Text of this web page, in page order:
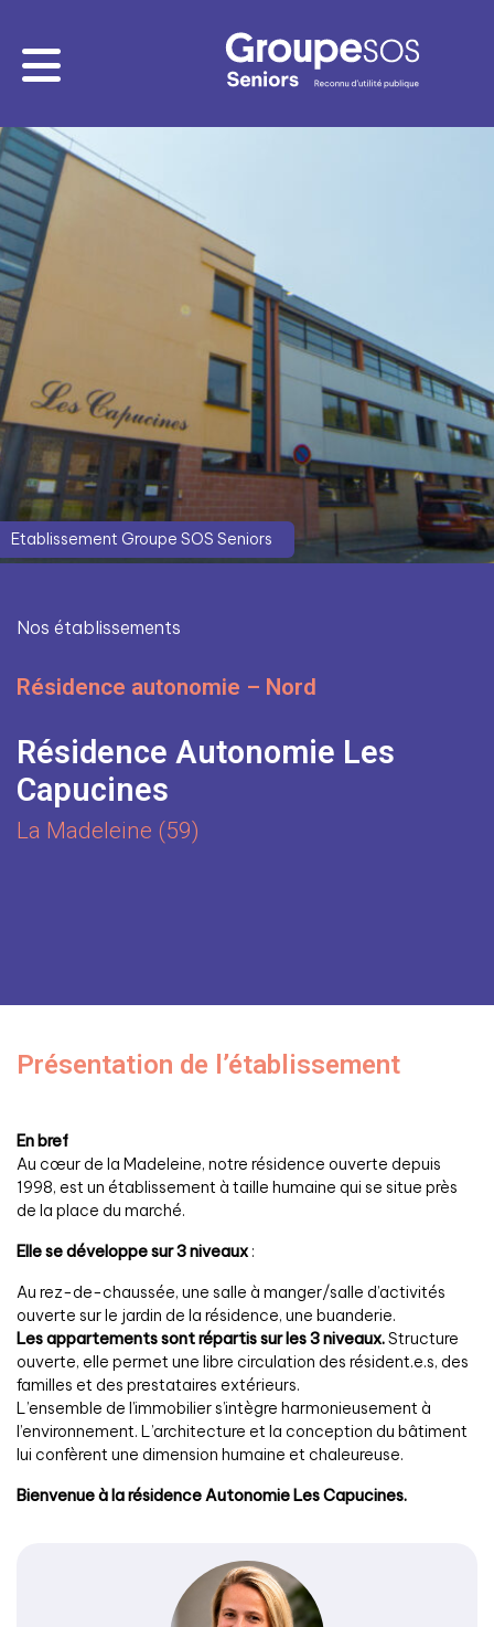
Nos établissements
Résidence autonomie – Nord
Résidence Autonomie Les
Capucines
La Madeleine (59)
Etablissement Groupe SOS Seniors
Présentation de l’établissement
En bref
Au cœur de la Madeleine, notre résidence ouverte depuis
1998, est un établissement à taille humaine qui se situe près
de la place du marché.
Elle se développe sur 3 niveaux :
Au rez-de-chaussée, une salle à manger/salle d’activités
ouverte sur le jardin de la résidence, une buanderie.
Les appartements sont répartis sur les 3 niveaux.Structure
ouverte, elle permet une libre circulation des résident.e.s, des
familles et des prestataires extérieurs.
L’ensemble de l’immobilier s’intègre harmonieusement à
l’environnement. L’architecture et la conception du bâtiment
lui confèrent une dimension humaine et chaleureuse.
Bienvenue à la résidence Autonomie Les Capucines.